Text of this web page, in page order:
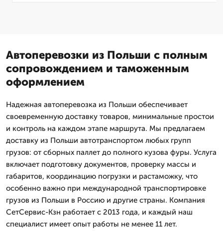
Автоперевозки из Польши с полным
сопровождением и таможенным
оформлением
Надежная автоперевозка из Польши обеспечивает
своевременную доставку товаров, минимальные простои
и контроль на каждом этапе маршрута. Мы предлагаем
доставку из Польши автотранспортом любых групп
грузов: от сборных паллет до полного кузова фуры. Услуга
включает подготовку документов, проверку массы и
габаритов, координацию погрузки и растаможку, что
особенно важно при международной транспортировке
грузов из Польши в Россию и другие страны. Компания
СетСервис-Кзн работает с 2013 года, и каждый наш
специалист имеет опыт работы не менее 11 лет.